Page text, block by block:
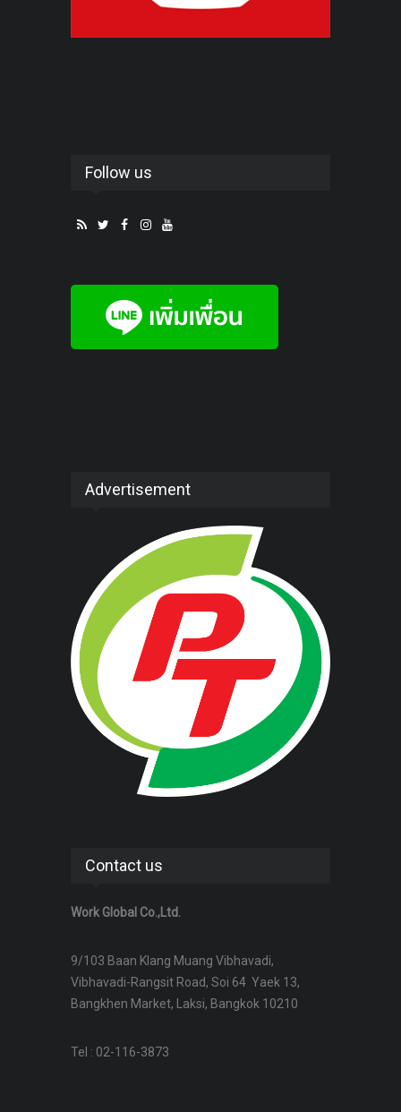
Follow us
Advertisement
Contact us
Work Global Co.,Ltd.
9/103 Baan Klang Muang Vibhavadi,
Vibhavadi-Rangsit Road, Soi 64 Yaek 13,
Bangkhen Market, Laksi, Bangkok 10210
Tel : 02-116-3873